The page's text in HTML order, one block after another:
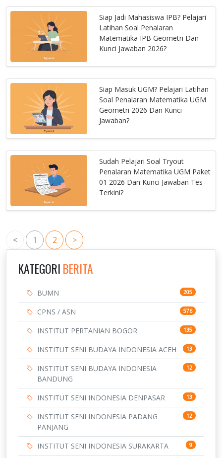
Siap Jadi Mahasiswa IPB? Pelajari
Latihan Soal Penalaran
Matematika IPB Geometri Dan
Kunci Jawaban 2026?
Siap Masuk UGM? Pelajari Latihan
Soal Penalaran Matematika UGM
Geometri 2026 Dan Kunci
Jawaban?
Sudah Pelajari Soal Tryout
Penalaran Matematika UGM Paket
01 2026 Dan Kunci Jawaban Tes
Terkini?
< 1 2 >
KATEGORI BERITA
BUMN 205
CPNS / ASN 576
INSTITUT PERTANIAN BOGOR 135
INSTITUT SENI BUDAYA INDONESIA ACEH 13
INSTITUT SENI BUDAYA INDONESIA
BANDUNG
12
INSTITUT SENI INDONESIA DENPASAR 13
INSTITUT SENI INDONESIA PADANG
PANJANG
12
INSTITUT SENI INDONESIA SURAKARTA 9